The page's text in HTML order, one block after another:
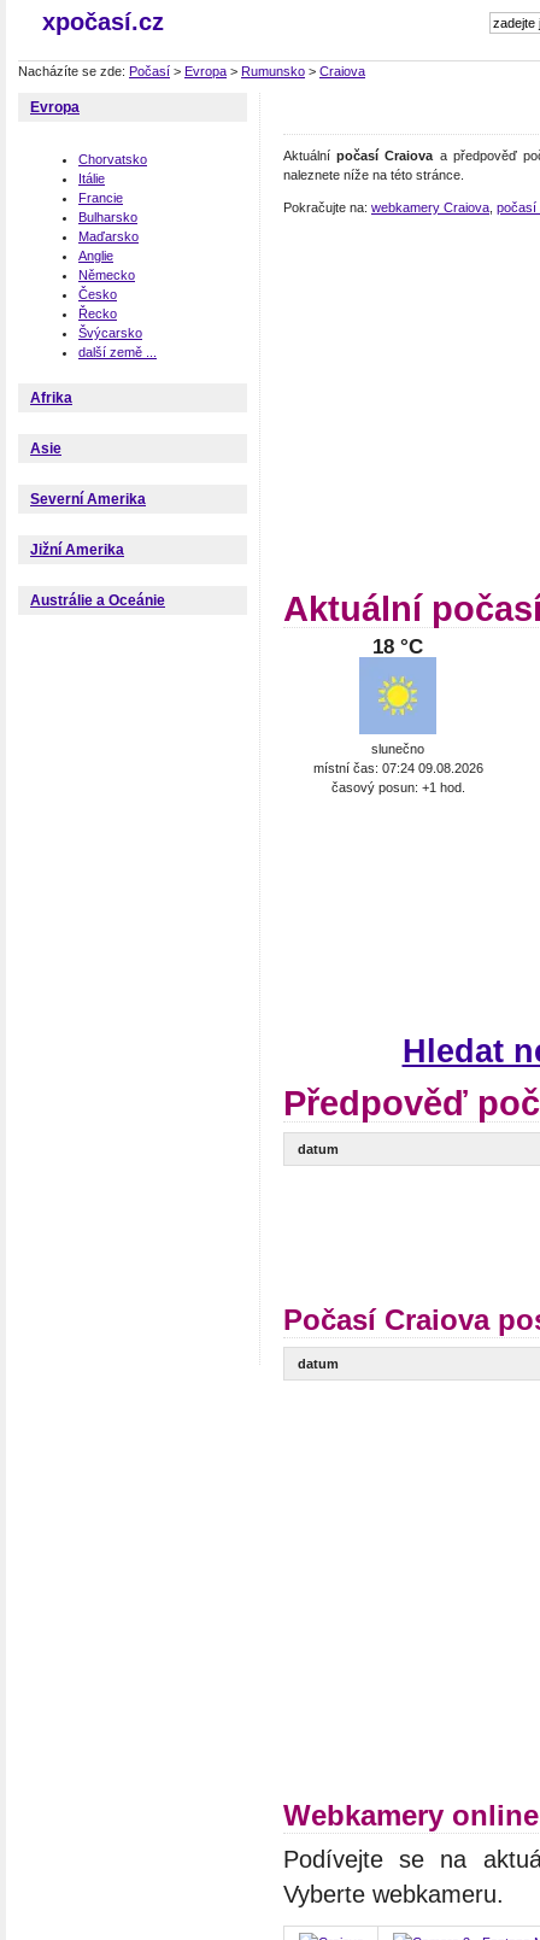
xpočasí.cz
Nacházíte se zde: Počasí > Evropa > Rumunsko > Craiova
Evropa
Chorvatsko
Itálie
Francie
Bulharsko
Maďarsko
Anglie
Německo
Česko
Řecko
Švýcarsko
další země ...
Afrika
Asie
Severní Amerika
Jižní Amerika
Austrálie a Oceánie
Aktuálnípočasí Craiova a předpověď
naleznete níže na této stránce.
Pokračujte na: webkamery Craiova počasí
Aktuální
18 °C
slunečno
místní čas: 07:24 09.08.2026
časový posun: +1 hod.
Hledat
Předpověď
datum
Počasí Craiova
datum
Webkamery
Podívejte se na
Vyberte webkameru.